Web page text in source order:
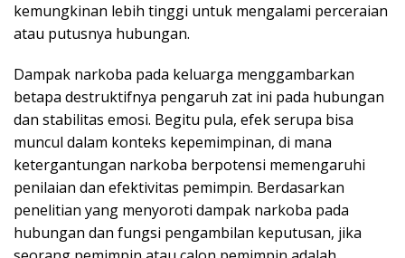
kemungkinan lebih tinggi untuk mengalami perceraian
atau putusnya hubungan.
Dampak narkoba pada keluarga menggambarkan
betapa destruktifnya pengaruh zat ini pada hubungan
dan stabilitas emosi. Begitu pula, efek serupa bisa
muncul dalam konteks kepemimpinan, di mana
ketergantungan narkoba berpotensi memengaruhi
penilaian dan efektivitas pemimpin. Berdasarkan
penelitian yang menyoroti dampak narkoba pada
hubungan dan fungsi pengambilan keputusan, jika